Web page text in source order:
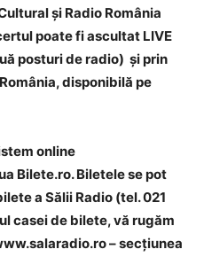
şi Radio România
poate fi ascultat LIVE
posturi de radio) și prin
disponibilă pe
online
Bilete.ro.Biletele se pot
a Sălii Radio (tel. 021
casei de bilete, vă rugăm
– secțiunea